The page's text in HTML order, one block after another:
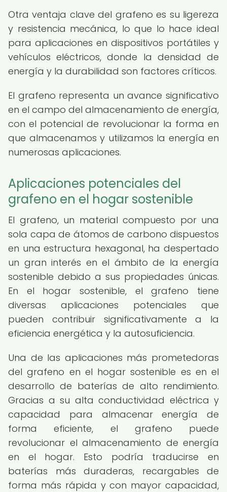
Otra ventaja clave del grafeno es su ligereza
y resistencia mecánica, lo que lo hace ideal
para aplicaciones en dispositivos portátiles y
vehículos eléctricos, donde la densidad de
energía y la durabilidad son factores críticos.
El grafeno representa un avance significativo
en el campo del almacenamiento de energía,
con el potencial de revolucionar la forma en
que almacenamos y utilizamos la energía en
numerosas aplicaciones.
Aplicaciones potenciales del
grafeno en el hogar sostenible
El grafeno, un material compuesto por una
sola capa de átomos de carbono dispuestos
en una estructura hexagonal, ha despertado
un gran interés en el ámbito de la energía
sostenible debido a sus propiedades únicas.
En el hogar sostenible, el grafeno tiene
diversas aplicaciones potenciales que
pueden contribuir significativamente a la
eficiencia energética y la autosuficiencia.
Una de las aplicaciones más prometedoras
del grafeno en el hogar sostenible es en el
desarrollo de baterías de alto rendimiento.
Gracias a su alta conductividad eléctrica y
capacidad para almacenar energía de
forma eficiente, el grafeno puede
revolucionar el almacenamiento de energía
en el hogar. Esto podría traducirse en
baterías más duraderas, recargables de
forma más rápida y con mayor capacidad,